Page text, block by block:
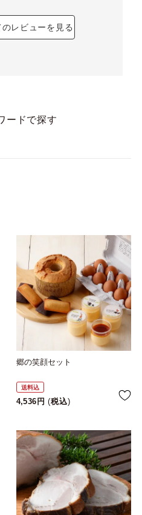
レビューを見る
ードで探す
郷の笑顔セット
送料込
4,536 税込